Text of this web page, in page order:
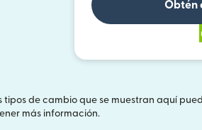
Obtén
de cambio que se muestran aquí
más información.